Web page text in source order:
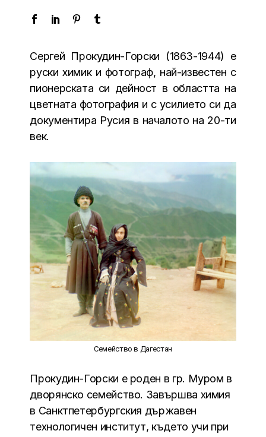
Сергей Прокудин-Горски (1863-1944) е
руски химик и фотограф, най-известен с
пионерската си дейност в областта на
цветната фотография и с усилието си да
документира Русия в началото на 20-ти
век.
Семейство в Дагестан
Прокудин-Горски е роден в гр. Муром в
дворянско семейство. Завършва химия
в Санктпетербургския държавен
технологичен институт, където учи при